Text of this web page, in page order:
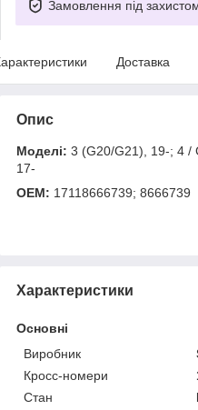
Замовлення під
Доставка
Опис
Моделі: 3 (G20/G21), 19-; 4 /
17-
OEM: 17118666739; 8666739
Характеристики
Основні
Виробник
Кросс-номери
Стан